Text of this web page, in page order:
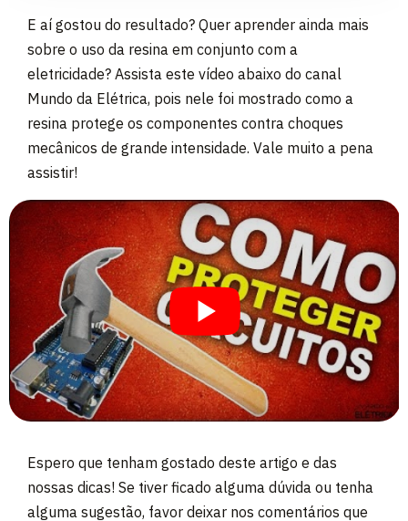
E aí gostou do resultado? Quer aprender ainda mais
sobre o uso da resina em conjunto com a
eletricidade? Assista este vídeo abaixo do canal
Mundo da Elétrica, pois nele foi mostrado como a
resina protege os componentes contra choques
mecânicos de grande intensidade. Vale muito a pena
assistir!
Espero que tenham gostado deste artigo e das
nossas dicas! Se tiver ficado alguma dúvida ou tenha
alguma sugestão, favor deixar nos comentários que